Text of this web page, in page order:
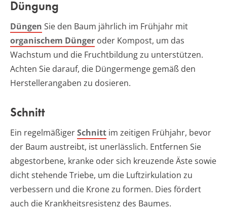
Düngung
Düngen Sie den Baum jährlich im Frühjahr mit
organischem Dünger oder Kompost, um das
Wachstum und die Fruchtbildung zu unterstützen.
Achten Sie darauf, die Düngermenge gemäß den
Herstellerangaben zu dosieren.
Schnitt
Ein regelmäßigerSchnitt im zeitigen Frühjahr, bevor
der Baum austreibt, ist unerlässlich. Entfernen Sie
abgestorbene, kranke oder sich kreuzende Äste sowie
dicht stehende Triebe, um die Luftzirkulation zu
verbessern und die Krone zu formen. Dies fördert
auch die Krankheitsresistenz des Baumes.